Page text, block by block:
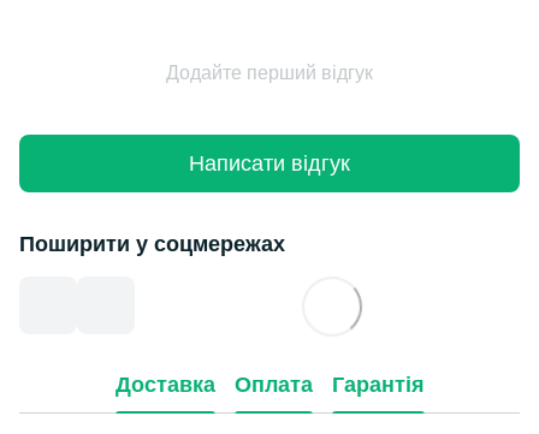
Додайте перший відгук
Написати відгук
Поширити у соцмережах
Доставка Оплата Гарантія